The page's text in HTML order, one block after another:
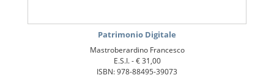
Patrimonio Digitale
Mastroberardino Francesco
E.S.I. -€ 31,00
ISBN: 978-88495-39073